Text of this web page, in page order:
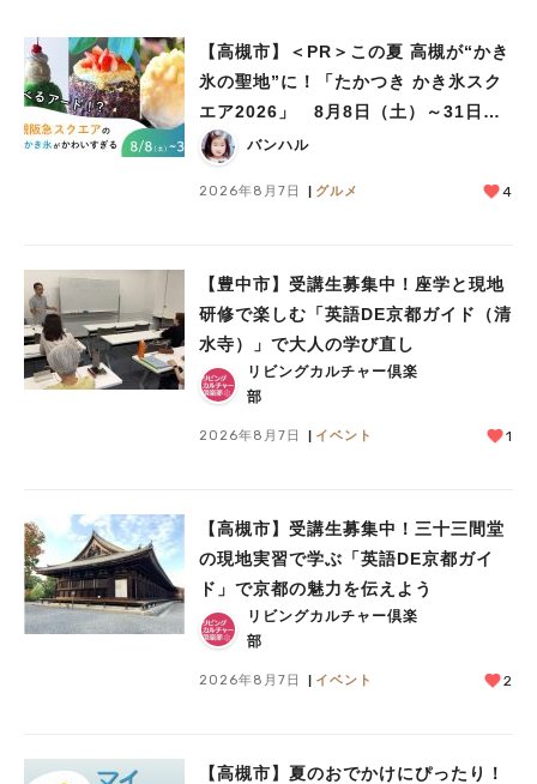
【高槻市】＜PR＞この夏 高槻が“かき
氷の聖地”に！「たかつき かき氷スク
エア2026」 8月8日（土）～31日
（月）バンハル
2026年8月7日 グルメ 4
【豊中市】受講生募集中！座学と現地
研修で楽しむ「英語DE京都ガイド（清
水寺）」で大人の学び直し
リビングカルチャー倶楽
部
2026年8月7日 イベント 1
【高槻市】受講生募集中！三十三間堂
の現地実習で学ぶ「英語DE京都ガイ
ド」で京都の魅力を伝えよう
リビングカルチャー倶楽
部
2026年8月7日 イベント 2
【高槻市】夏のおでかけにぴったり！
#教えたい／教えて投稿記事 #大阪学院大 商品開発プロジェクト
#あなたはどっち？